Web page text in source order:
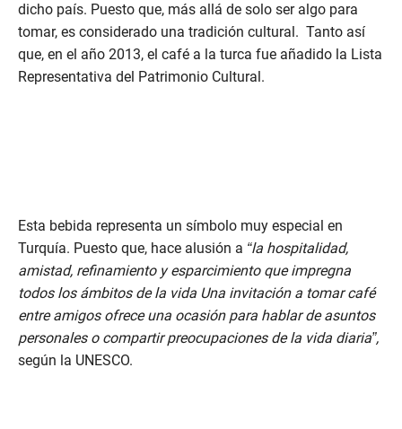
dicho país. Puesto que, más allá de solo ser algo para
tomar, es considerado una tradición cultural. Tanto así
que, en el año 2013, el café a la turca fue añadido la Lista
Representativa del Patrimonio Cultural.
Esta bebida representa un símbolo muy especial en
Turquía. Puesto que, hace alusión a “la hospitalidad,
amistad, refinamiento y esparcimiento que impregna
todos los ámbitos de la vida Una invitación a tomar café
entre amigos ofrece una ocasión para hablar de asuntos
personales o compartir preocupaciones de la vida diaria”,
según la UNESCO.